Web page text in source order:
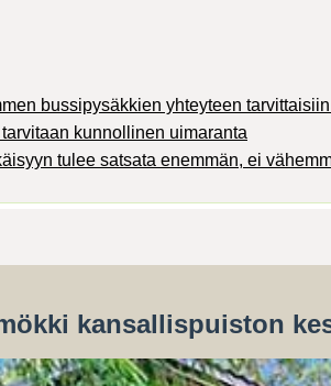
bussipysäkkien yhteyteen
kunnollinen uimaranta
tulee satsata enemmän, ei
kansallispuiston